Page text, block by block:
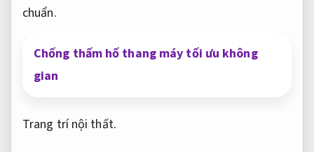
chuẩn.
Chống thấm hố thang máy tối ưu không
gian
Trang trí nội thất.